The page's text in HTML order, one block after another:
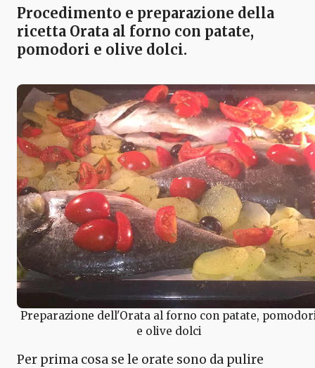
Procedimento e preparazione della
ricetta Orata al forno con patate,
pomodori e olive dolci.
Preparazione dell'Orata al forno con patate,
e olive dolci
Per prima cosa se le orate sono da pulire